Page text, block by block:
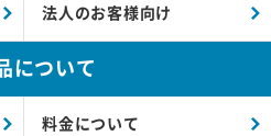
法人のお客様向け
について
料金について